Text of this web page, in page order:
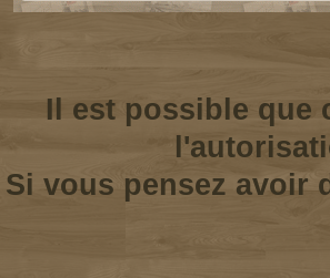
Il est possible que
Si vous pensez avoir